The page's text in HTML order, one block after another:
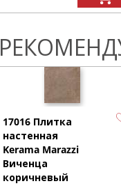
17016 Плитка
настенная
Kerama Marazzi
Виченца
коричневый